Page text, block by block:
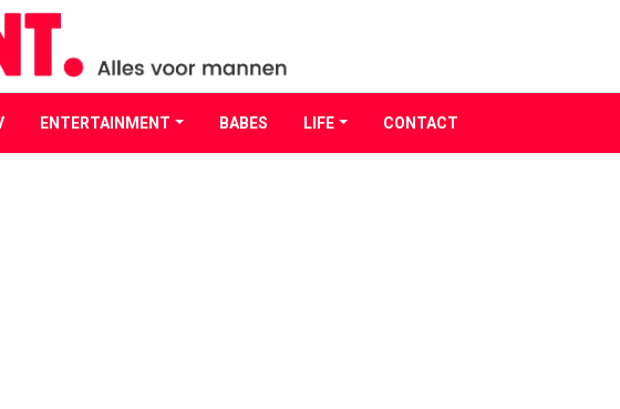
ENTERTAINMENT BABES LIFE CONTACT